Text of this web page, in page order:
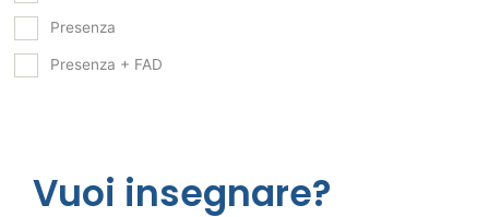
Presenza
Presenza + FAD
Vuoi insegnare?